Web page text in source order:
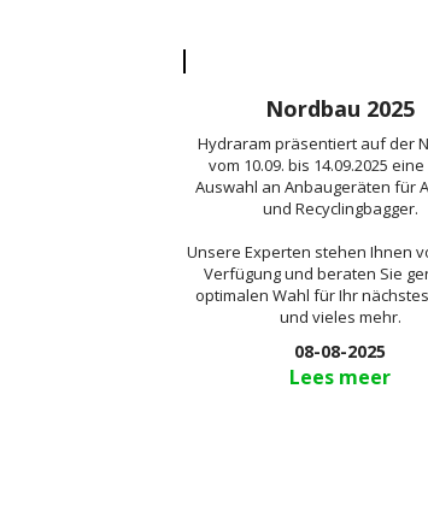
Nordbau 2025
Hydraram präsentiert auf der
vom 10.09. bis 14.09.2025
Auswahl an Anbaugeräten für
und Recyclingbagger.
Unsere Experten stehen Ihnen
Verfügung und beraten Sie
optimalen Wahl für Ihr
und vieles mehr.
08-08-2025
Lees meer